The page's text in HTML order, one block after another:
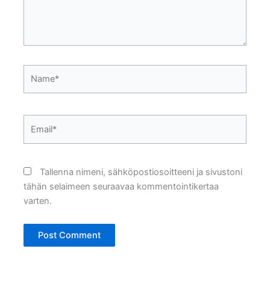
Tallenna nimeni, sähköpostiosoitteeni ja sivustoni
tähän selaimeen seuraavaa kommentointikertaa
varten.